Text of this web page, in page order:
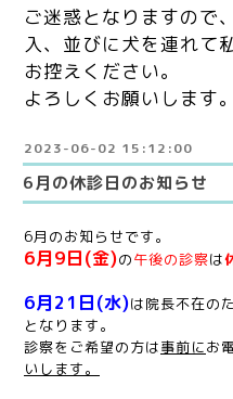
ご迷惑となりますので
入、並びに犬を連れて
お控えください。
よろしくお願いします。
2023-06-02 15:12:00
6月の休診日のお知らせ
6月のお知らせです。
6月9日(金)の午後の診察は
6月21日(水)は院長不在の
となります。
診察をご希望の方は事前にお
いします。